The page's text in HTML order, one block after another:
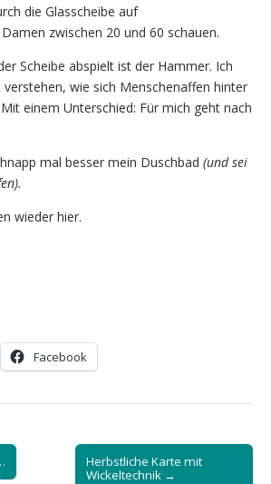
die Glasscheibe auf
zwischen 20 und 60 schauen.
Scheibe abspielt ist der Hammer. Ich
wie sich Menschenaffen hinter
einem Unterschied: Für mich geht nach
mal besser mein Duschbad (und sei
wieder hier.
Facebook
Herbstliche Karte mit
Wickeltechnik →